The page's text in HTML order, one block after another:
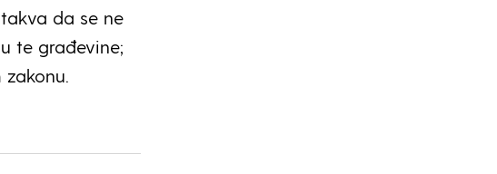
da se ne
te građevine;